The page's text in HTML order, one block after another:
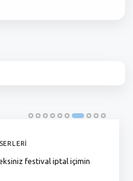
festival iptal içimin